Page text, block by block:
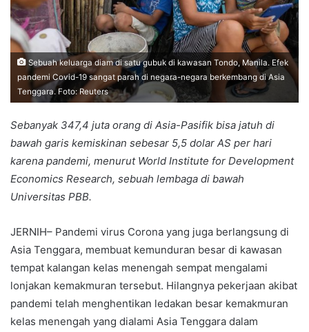
Sebuah keluarga diam di satu gubuk di kawasan Tondo, Manila. Efek
pandemi Covid-19 sangat parah di negara-negara berkembang di Asia
Tenggara. Foto: Reuters
Sebanyak 347,4 juta orang di Asia-Pasifik bisa jatuh di
bawah garis kemiskinan sebesar 5,5 dolar AS per hari
karena pandemi, menurut World Institute for Development
Economics Research, sebuah lembaga di bawah
Universitas PBB.
JERNIH– Pandemi virus Corona yang juga berlangsung di
Asia Tenggara, membuat kemunduran besar di kawasan
tempat kalangan kelas menengah sempat mengalami
lonjakan kemakmuran tersebut. Hilangnya pekerjaan akibat
pandemi telah menghentikan ledakan besar kemakmuran
kelas menengah yang dialami Asia Tenggara dalam